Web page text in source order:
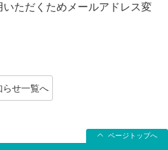
ただくためメールアドレス変
らせ一覧へ
ページトップへ